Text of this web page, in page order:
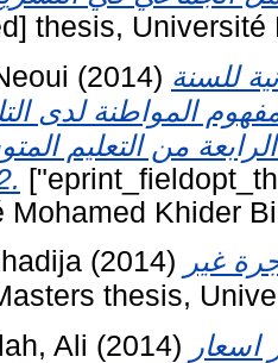
thesis,
(2014) للسنة
المواطنة لدى
الرابعة من التعليم
2011/2012.
Mohamed Khider
(2014) غير
thesis,
Ali (2014) اسعار